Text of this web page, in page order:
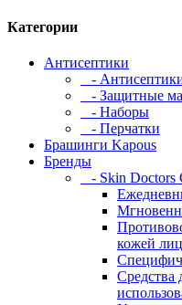
Категории
Антисептики
- Антисептики
- Защитные
- Наборы
- Перчатки
Брашинги Kapous
Бренды
- Skin Doctors
кожей
Средства